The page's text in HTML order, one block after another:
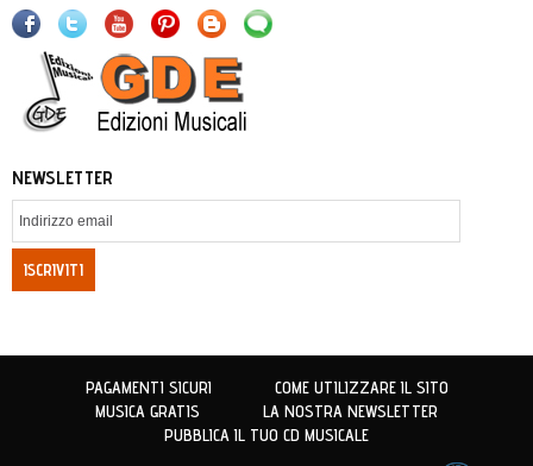
NEWSLETTER
ISCRIVITI
PAGAMENTI SICURI
COME UTILIZZARE IL SITO
MUSICA GRATIS
LA NOSTRA NEWSLETTER
PUBBLICA IL TUO CD MUSICALE